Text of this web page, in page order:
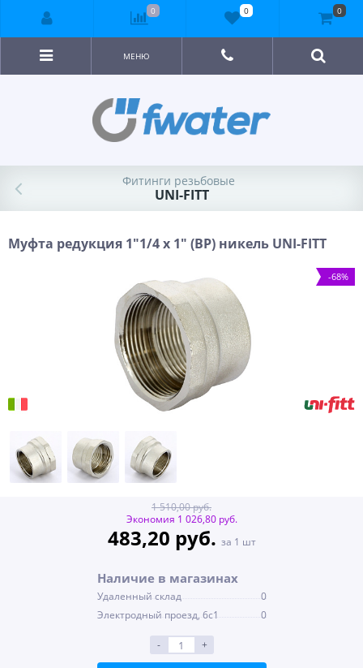
МЕНЮ
Фитинги резьбовые
UNI-FITT
Муфта редукция 1"1/4 x 1" (ВР) никель UNI-FITT
-68%
1 510,00 руб.
Экономия 1 026,80 руб.
483,20 руб. за 1 шт
Наличие в магазинах
Удаленный склад
0
Электродный проезд, 6с1
0
- +
0 0 0